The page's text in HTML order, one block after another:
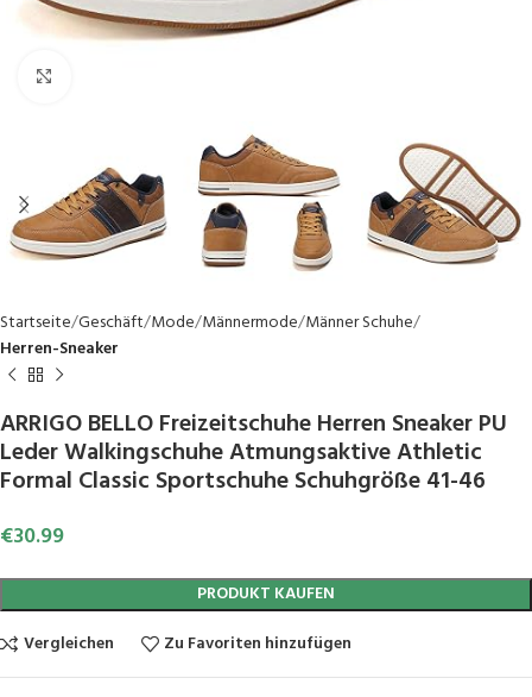
Startseite Geschäft Mode Männermode Männer Schuhe
Herren-Sneaker
ARRIGO BELLO Freizeitschuhe Herren Sneaker PU
Leder Walkingschuhe Atmungsaktive Athletic
Formal Classic Sportschuhe Schuhgröße 41-46
€30.99
PRODUKT KAUFEN
Vergleichen
Zu Favoriten hinzufügen